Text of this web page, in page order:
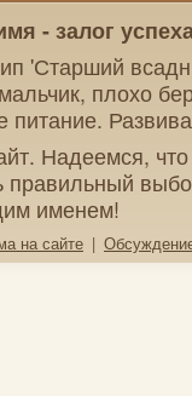
- залог
'Старший
плохо
питание.
Надеемся,
правильный
именем!
на сайте |